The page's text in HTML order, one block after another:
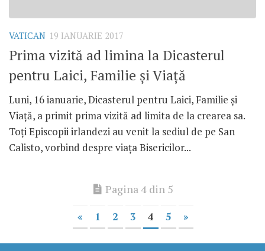
VATICAN 19 IANUARIE 2017
Prima vizită ad limina la Dicasterul
pentru Laici, Familie și Viață
Luni, 16 ianuarie, Dicasterul pentru Laici, Familie și
Viață, a primit prima vizită ad limita de la crearea sa.
Toți Episcopii irlandezi au venit la sediul de pe San
Calisto, vorbind despre viața Bisericilor...
Pagina 4 din 5
« 1 2 3 4 5 »